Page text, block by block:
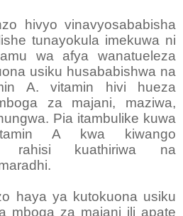
hivyo vinavyosababisha
tunayokula imekuwa ni
wa afya wanatueleza
usiku husababishwa na
A. vitamin hivi hueza
za majani, maziwa,
Pia itambulike kuwa
A kwa kiwango
rahisi kuathiriwa na
haya ya kutokuona usiku
mboga za majani ili apate